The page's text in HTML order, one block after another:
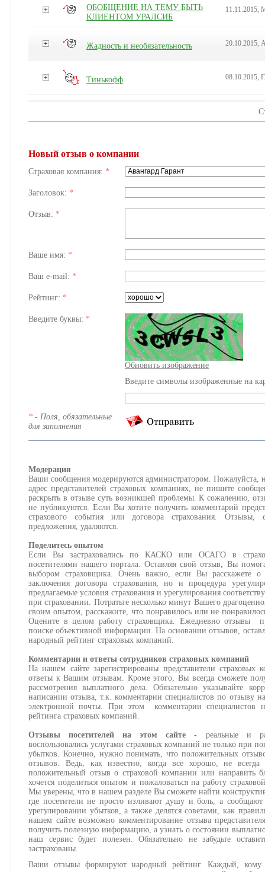
ОБОБЩЕНИЕ НА ТЕМУ БЫТЬ
КЛИЕНТОМ УРАЛСИБ
11.11.2015,
Жадность и необязательность 20.10.2015,
Тинькофф 08.10.2015,
Новый отзыв о компании
Страховая компания: *
Заголовок: *
Отзыв: *
Ваше имя: *
Ваш e-mail: *
Рейтинг: *
Введите буквы: *
Обновить изображение
Введите символы изображенные на
* - Поля, обязательные
для заполнения
Модерация
Ваши сообщения модерируются администратором. Пожалуйста,
адрес представителей страховых компаниях, не пишите
раскрыть в отзыве суть возникшей проблемы. К сожалению,
не публикуются. Если Вы хотите получить комментарий
страхового события или договора страхования.
предложения, удаляются.
Поделитесь опытом
Если Вы застраховались по КАСКО или ОСАГО в
посетителями нашего портала. Оставляя свой отзыв, Вы
выбором страховщика. Очень важно, если Вы расскажете
заключения договора страхования, но и процедура
предлагаемые условия страхования и урегулирования
при страховании. Потратьте несколько минут Вашего
своим опытом, расскажите, что понравилось или не
Оцените в целом работу страховщика. Ежедневно отзывы
поиске объективной информации. На основании отзывов,
народный рейтинг страховых компаний.
Комментарии и ответы сотрудников страховых компаний
На нашем сайте зарегистрированы представители
ответы к Вашим отзывам. Кроме этого, Вы всегда сможете
рассмотрения выплатного дела. Обязательно указывайте
написании отзыва, т.к. комментарии специалистов по отзыву
электронной почты. При этом комментарии специалистов
рейтинга страховых компаний.
Отзывы посетителей на этом сайте- реальные и
воспользовались услугами страховых компаний не только при
убытков. Конечно, нужно понимать, что положительных
отзывов. Ведь, как известно, когда все хорошо, не всегда
положительный отзыв о страховой компании или направить
хочется поделиться опытом и пожаловаться на работу
Мы уверены, что в нашем разделе Вы сможете найти
где посетители не просто изливают душу и боль, а сообщают
урегулировании убытков, а также делятся советами, как
нашем сайте возможно комментирование отзыва
получить полезную информацию, а узнать о состоянии
наш сервис будет полезен. Обязательно не забудьте
застрахованы.
Ваши отзывы формируют народный рейтинг. Каждый, кому